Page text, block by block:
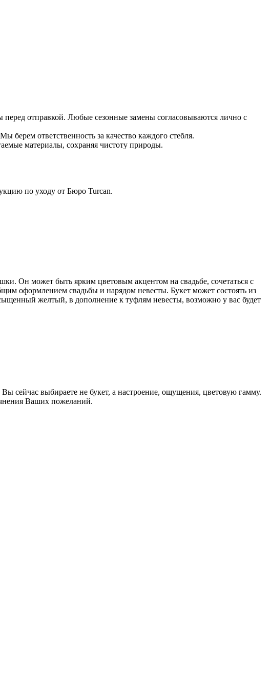
отправкой. Любые сезонные замены согласовываются лично с
ответственность за качество каждого стебля.
материалы, сохраняя чистоту природы.
по уходу от Бюро Turcan.
Он может быть ярким цветовым акцентом на свадьбе, сочетаться с
оформлением свадьбы и нарядом невесты. Букет может состоять из
желтый, в дополнение к туфлям невесты, возможно у вас будет
сейчас выбираете не букет, а настроение, ощущения, цветовую гамму.
Ваших пожеланий.